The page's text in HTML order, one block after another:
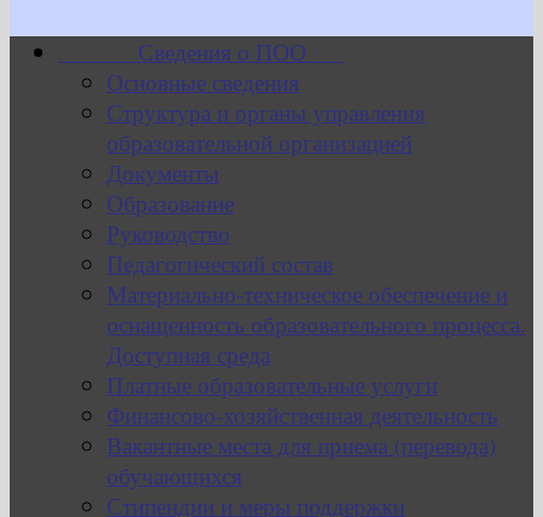
Сведения о ПОО
Основные сведения
Структура и органы управления
образовательной организацией
Документы
Образование
Руководство
Педагогический состав
Материально-техническое обеспечение и
оснащенность образовательного процесса.
Доступная среда
Платные образовательные услуги
Финансово-хозяйственная деятельность
Вакантные места для приема (перевода)
обучающихся
Стипендии и меры поддержки